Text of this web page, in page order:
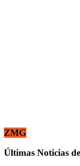
ZMG
Últimas Noticias